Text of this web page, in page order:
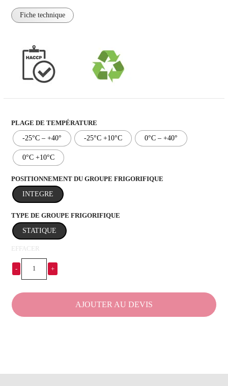
Fiche technique
PLAGE DE TEMPÉRATURE
-25°C – +40°
-25°C +10°C 0°C – +40°
0°C +10°C
POSITIONNEMENT DU GROUPE FRIGORIFIQUE
INTÉGRÉ
TYPE DE GROUPE FRIGORIFIQUE
STATIQUE
EFFACER
-
quantité
Réfrigérateur
mobile
+
AJOUTER AU DEVIS